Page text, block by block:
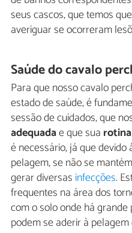
seus cascos, que temos
averiguar se ocorreram
Saúde do cavalo
Para que nosso cavalo
estado de saúde, é
sessão de cuidados, que
adequadae que sua
é necessário, já que
pelagem, se não se
gerar diversas infecções.
frequentes na área dos
com o solo onde há
podem se aderir à